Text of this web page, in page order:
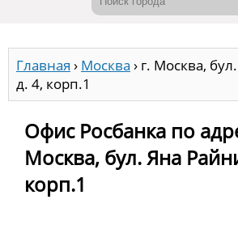
Главная › Москва › г. Москва,
д. 4, корп.1
Офис Росбанка по
Москва, бул. Яна
корп.1